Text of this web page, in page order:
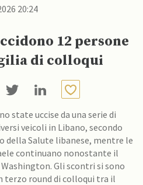
20:24
12 persone
di colloqui
state uccise da una serie di
veicoli in Libano, secondo
Salute libanese, mentre le
continuano nonostante il
Gli scontri si sono
terzo round di colloqui tra il